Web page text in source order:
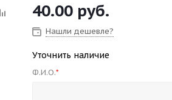
40.00 руб.
Нашли дешевле?
Уточнить наличие
Ф.И.О.*